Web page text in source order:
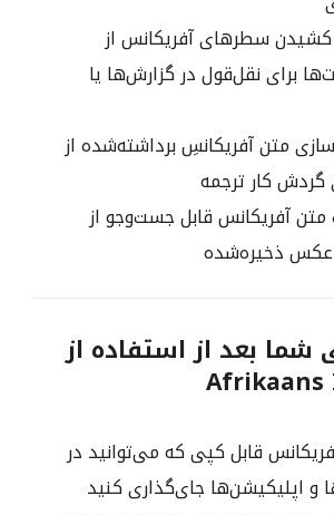
کشیدن سطرهای آفریکانس از
برای نقل‌قول در گزارش‌ها یا
متن آفریکانسِ برداشته‌شده از
گردش کار ترجمه
آفریکانس قابل جست‌وجو از
ذخیره‌شده
شما بعد از استفاده از
Afrikaans
قابل کپی که می‌توانید در
و اپلیکیشن‌ها جای‌گذاری کنید